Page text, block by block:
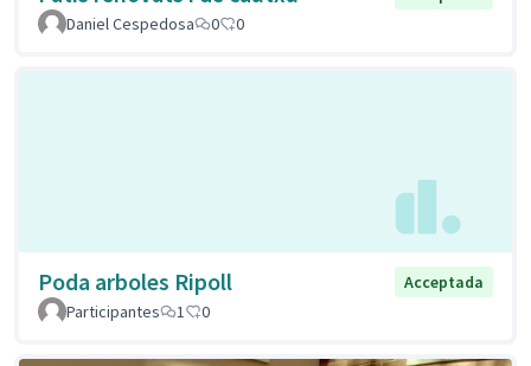
Daniel Cespedosa
0 0
Poda arboles Ripoll
Acceptada
Participantes
1 0